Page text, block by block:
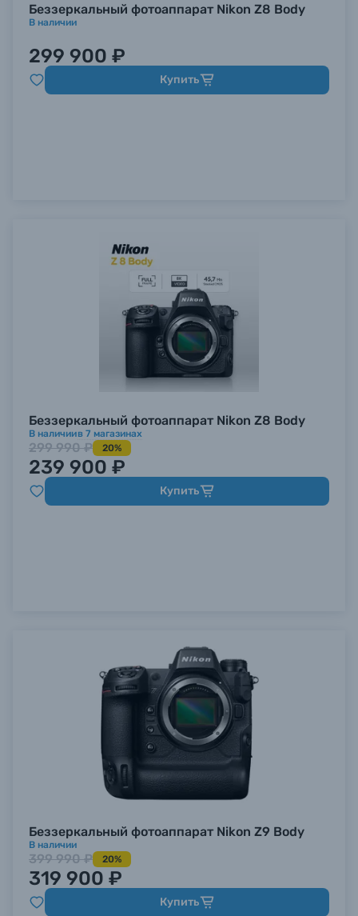
Беззеркальный фотоаппарат Nikon Z8 Body
В наличии
299 900 ₽
Купить
Беззеркальный фотоаппарат Nikon Z8 Body
В наличиив 7 магазинах
299 990 ₽ 20%
239 900 ₽
Купить
Беззеркальный фотоаппарат Nikon Z9 Body
В наличии
399 990 ₽ 20%
319 900 ₽
Купить